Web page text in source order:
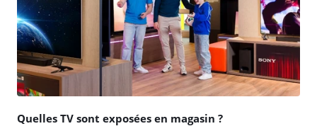
Quelles TV sont exposées en magasin ?